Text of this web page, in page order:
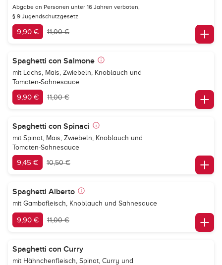
Abgabe an Personen unter 16 Jahren verboten,
§ 9 Jugendschutzgesetz
9,90 € 11,00 €
Spaghetti con Salmone
mit Lachs, Mais, Zwiebeln, Knoblauch und
Tomaten-Sahnesauce
9,90 € 11,00 €
Spaghetti con Spinaci
mit Spinat, Mais, Zwiebeln, Knoblauch und
Tomaten-Sahnesauce
9,45 € 10,50 €
Spaghetti Alberto
mit Gambafleisch, Knoblauch und Sahnesauce
9,90 € 11,00 €
Spaghetti con Curry
mit Hähnchenfleisch, Spinat, Curry und